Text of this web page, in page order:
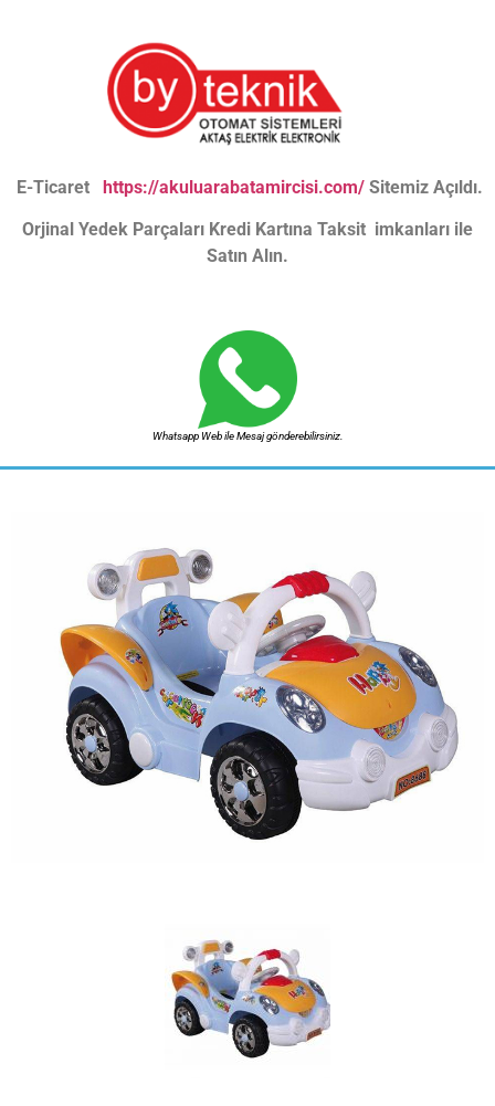
E-Ticaret https://akuluarabatamircisi.com/ Sitemiz Açıldı.
Orjinal Yedek Parçaları Kredi Kartına Taksit imkanları ile
Satın Alın.
Whatsapp Web ile Mesaj gönderebilirsiniz.